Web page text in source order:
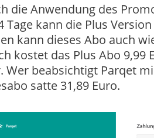
die Anwendung des
kann die Plus
kann dieses Abo auch
kostet das Plus Abo 9,99
Wer beabsichtigt Parqet
satte 31,89 Euro.